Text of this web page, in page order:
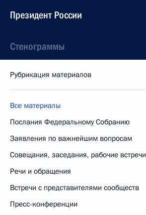
Президент России
Стенограммы
Рубрикация материалов
Все материалы
Послания Федеральному Собранию
Заявления по важнейшим вопросам
Совещания, заседания, рабочие встречи
Речи и обращения
Встречи с представителями сообществ
Пресс-конференции